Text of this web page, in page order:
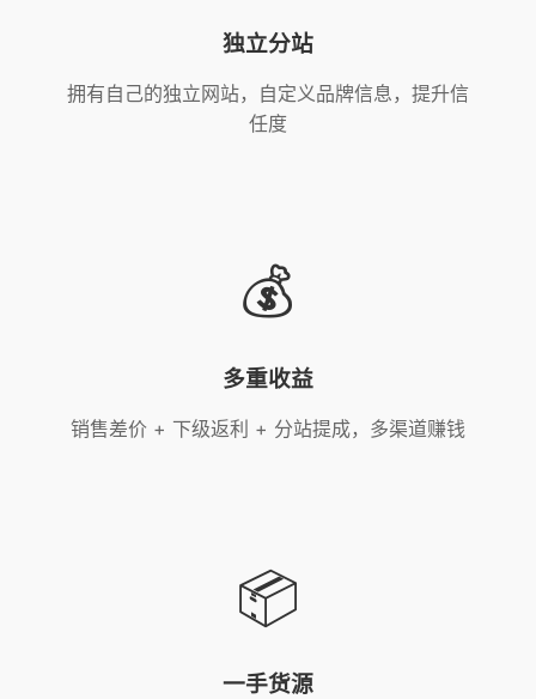
独立分站
拥有自己的独立网站，自定义品牌信息，提升信
任度
💰
多重收益
销售差价 + 下级返利 + 分站提成，多渠道赚钱
📦
一手货源